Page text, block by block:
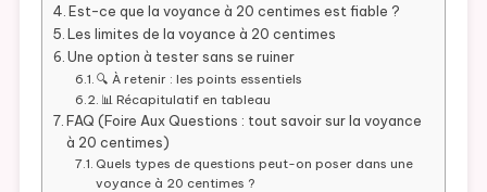
Est-ce que la voyance à 20 centimes est fiable ?
Les limites de la voyance à 20 centimes
Une option à tester sans se ruiner
🔍 À retenir : les points essentiels
📊 Récapitulatif en tableau
FAQ (Foire Aux Questions : tout savoir sur la voyance
à 20 centimes)
Quels types de questions peut-on poser dans une
voyance à 20 centimes ?